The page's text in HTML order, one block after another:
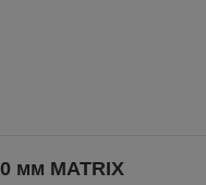
мм MATRIX